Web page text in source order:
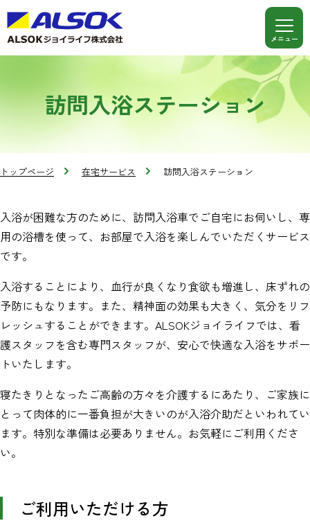
訪問入浴ステーション
トップページ 在宅サービス 訪問入浴ステーション
入浴が困難な方のために、訪問入浴車でご自宅にお伺いし、専
用の浴槽を使って、お部屋で入浴を楽しんでいただくサービス
です。
入浴することにより、血行が良くなり食欲も増進し、床ずれの
予防にもなります。また、精神面の効果も大きく、気分をリフ
レッシュすることができます。ALSOKジョイライフでは、看
護スタッフを含む専門スタッフが、安心で快適な入浴をサポー
トいたします。
寝たきりとなったご高齢の方々を介護するにあたり、ご家族に
とって肉体的に一番負担が大きいのが入浴介助だといわれてい
ます。特別な準備は必要ありません。お気軽にご利用くださ
い。
ご利用いただける方